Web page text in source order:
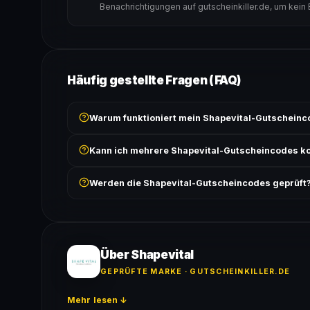
Benachrichtigungen auf gutscheinkiller.de, um
Häufig gestellte Fragen (FAQ)
Warum funktioniert mein Shapevital-
Bedingungen findest du unter „Details".
Kann ich mehrere Shapevital-Gutscheincodes
ausgeschlossen, sofern die Angebotsbedingungen
Werden die Shapevital-Gutscheincodes geprüft?
Über Shapevital
GEPRÜFTE MARKE · GUTSCHEINKILLER.DE
Mehr lesen ↓